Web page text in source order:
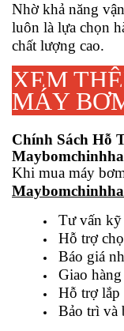
Nhờ khả năng
luôn là lựa chọn
chất lượng cao.
XEM
MÁY
Chính Sách Hỗ
Khi mua máy
Tư vấn
Hỗ trợ
Báo giá
Giao
Hỗ trợ lắp
Bảo trì và